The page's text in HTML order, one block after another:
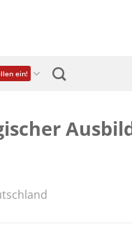
ein!